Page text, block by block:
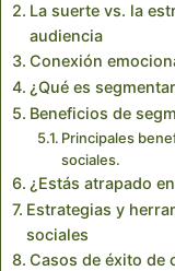
La suerte vs. la
audiencia
Conexión
¿Qué es
Beneficios de
Principales
sociales.
¿Estás atrapado
Estrategias y
sociales
Casos de éxito de